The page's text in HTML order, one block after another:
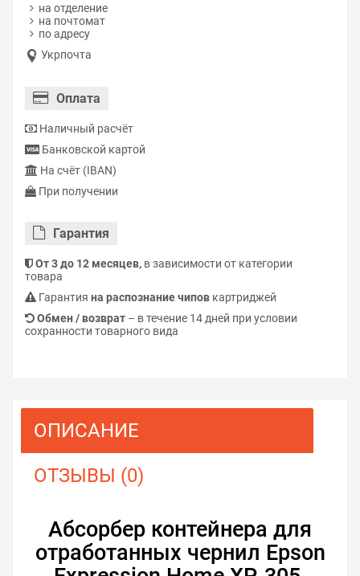
на отделение
на почтомат
по адресу
Укрпочта
Оплата
Наличный расчёт
Банковской картой
На счёт (IBAN)
При получении
Гарантия
От 3 до 12 месяцев, в зависимости от категории
товара
Гарантия на распознание чипов картриджей
Обмен / возврат – в течение 14 дней при условии
сохранности товарного вида
ОПИСАНИЕ
ОТЗЫВЫ (0)
Абсорбер контейнера для
отработанных чернил Epson